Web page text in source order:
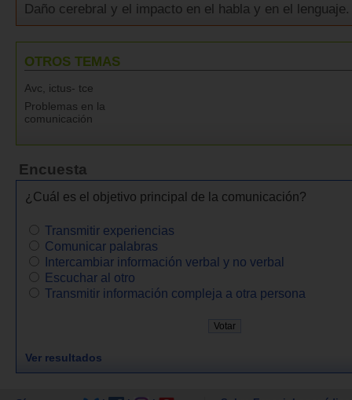
Daño cerebral y el impacto en el habla y en el lenguaje.
OTROS TEMAS
Avc, ictus- tce
Problemas en la
comunicación
Encuesta
¿Cuál es el objetivo principal de la comunicación?
Transmitir experiencias
Comunicar palabras
Intercambiar información verbal y no verbal
Escuchar al otro
Transmitir información compleja a otra persona
Ver resultados